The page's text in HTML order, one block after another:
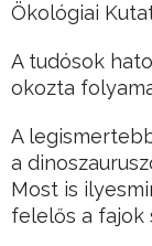
Ökológiai
A tudósok
okozta
A
a
Most is
felelős a fajok